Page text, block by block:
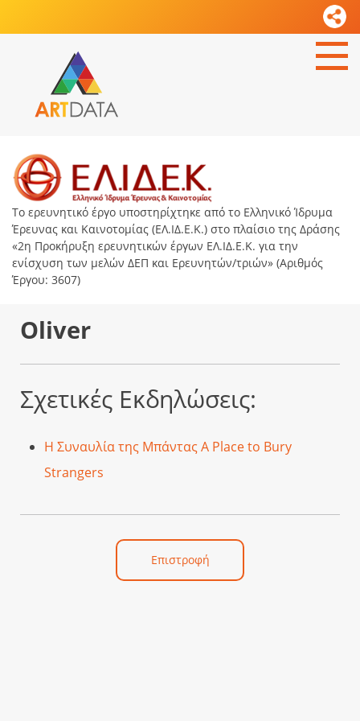
Το ερευνητικό έργο υποστηρίχτηκε από το Ελληνικό Ίδρυμα
Έρευνας και Καινοτομίας (ΕΛ.ΙΔ.Ε.Κ.) στο πλαίσιο της Δράσης
«2η Προκήρυξη ερευνητικών έργων ΕΛ.ΙΔ.Ε.Κ. για την
ενίσχυση των μελών ΔΕΠ και Ερευνητών/τριών» (Αριθμός
Έργου: 3607)
Oliver
Σχετικές Εκδηλώσεις:
Η Συναυλία της Μπάντας A Place to Bury
Strangers
Επιστροφή